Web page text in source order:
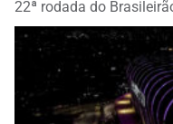
22ª rodada do